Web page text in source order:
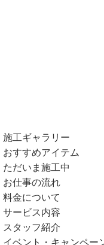
施工ギャラリー
おすすめアイテム
ただいま施工中
お仕事の流れ
料金について
サービス内容
スタッフ紹介
イベント・キャンペー